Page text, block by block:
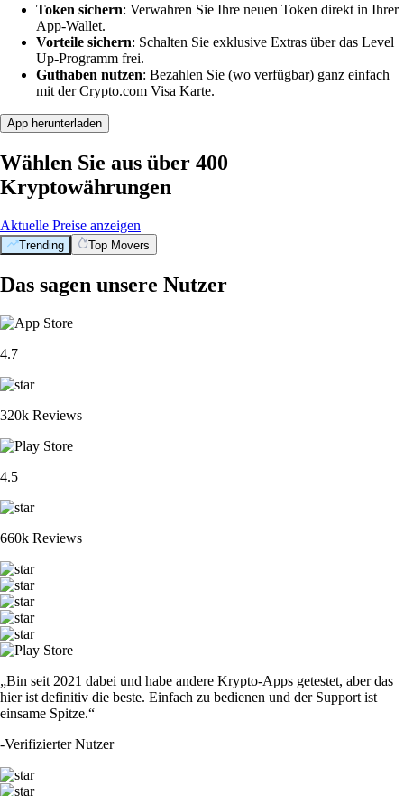
Token sichern: Verwahren Sie Ihre neuen Token direkt in Ihrer
App-Wallet.
Vorteile sichern: Schalten Sie exklusive Extras über das Level
Up-Programm frei.
Guthaben nutzen: Bezahlen Sie (wo verfügbar) ganz einfach
mit der Crypto.com Visa Karte.
App herunterladen
Wählen Sie aus über 400
Kryptowährungen
Aktuelle Preise anzeigen
Trending Top Movers
Das sagen unsere Nutzer
4.7
320k Reviews
4.5
660k Reviews
„Bin seit 2021 dabei und habe andere Krypto-Apps getestet, aber das
hier ist definitiv die beste. Einfach zu bedienen und der Support ist
einsame Spitze.“
-Verifizierter Nutzer